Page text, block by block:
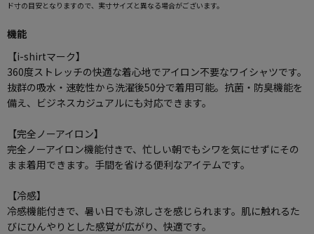
ド寸の目安となりますので、実寸サイズと異なる場合がございます。
機能
【i-shirtマーク】
360度ストレッチの快適な着心地でアイロン不要なワイシャツです。
抜群の吸水・速乾性から洗濯後50分で着用可能。抗菌・防臭機能を
備え、ビジネスカジュアルにも対応できます。
【完全ノーアイロン】
完全ノーアイロン機能付きで、忙しい朝でもシワを気にせずにその
まま着用できます。手間を省ける便利なアイテムです。
【冷感】
冷感機能付きで、暑い日でも涼しさを感じられます。肌に触れるた
びにひんやりとした感覚が広がり、快適です。